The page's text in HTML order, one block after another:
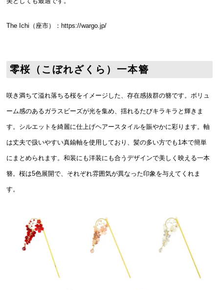
The Ichi（座市）： https://wargo.jp/
零桜（こぼれざくら）一本簪
咲き満ちて溢れ落ちる桜をイメージした、存在感抜群の簪です。ボリュ
ーム感のあるガラスビーズが光を集め、揺れるたびキラキラと輝きま
す。シルエットを綺麗に仕上げヘアースタイルを賑やかに彩ります。軸
は丈夫で扱いやすい真鍮軸を使用しており、髪の多い方でも1本で簡単
にまとめられます。和装にも洋装にも合うデザインで美しく映える一本
簪。桜は5色展開で、それぞれ雰囲気が異なった印象を与えてくれま
す。